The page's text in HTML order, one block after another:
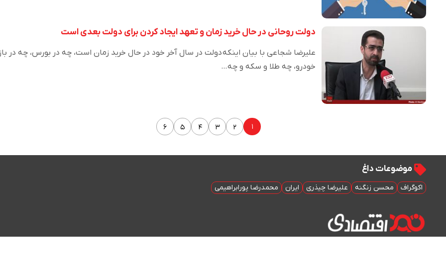
دولت روحانی در حال خرید زمان و تعهد ایجاد کردن برای دولت بعدی است
علیرضا شجاعی با بیان اینکه دولت در سال آخر خود در حال خرید زمان است، چه در بورس، چه در
خودرو، چه طلا و سکه و چه…
۱ ۲ ۳ ۴ ۵ ۶
موضوعات داغ
اکوگراف محسن زنگنه علیرضا چیذری ایران محمدرضا پورابراهیمی